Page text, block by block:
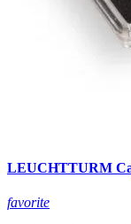
LEUCHTTURM
favorite